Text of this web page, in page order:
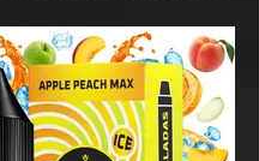
de la cola con el dulzor
la fresa, coronado por un
de helado de vainilla.